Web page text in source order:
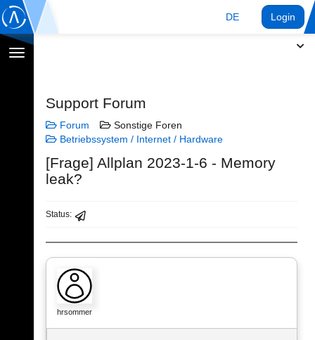
DE Login
Navigation
Support Forum
Forum
Sonstige Foren
Betriebssystem / Internet / Hardware
[Frage] Allplan 2023-1-6 - Memory
leak?
Status:
hrsommer